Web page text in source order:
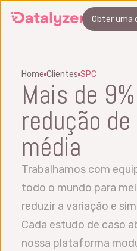
Obter uma
Home Clientes SPC
Mais de
redução
média
Trabalhamos com
todo o mundo para
reduzir a variação e
Cada estudo de caso
nossa plataforma